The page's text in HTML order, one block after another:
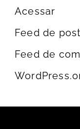
Acessar
Feed de
Feed de